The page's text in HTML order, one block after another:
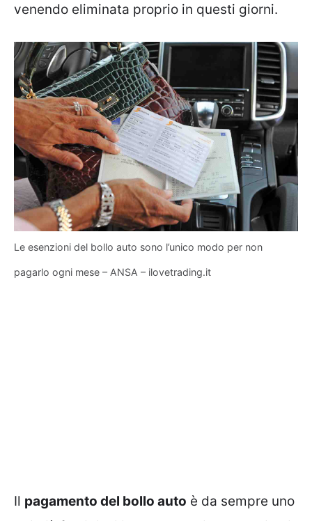
venendo eliminata proprio in questi giorni.
Le esenzioni del bollo auto sono l’unico modo per non
pagarlo ogni mese – ANSA – ilovetrading.it
Il pagamento del bollo auto è da sempre uno